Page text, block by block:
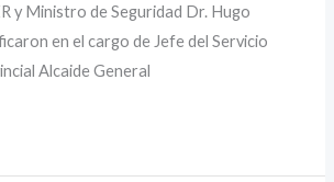
y Ministro de Seguridad Dr. Hugo
en el cargo de Jefe del Servicio
Alcaide General